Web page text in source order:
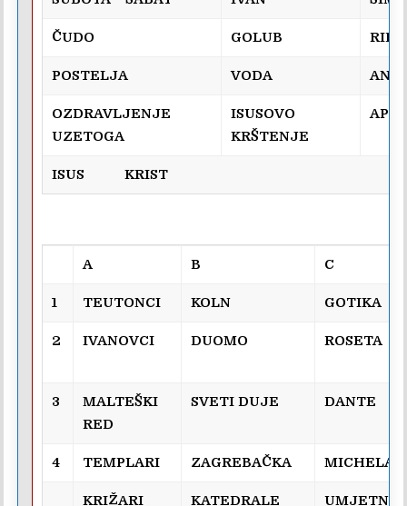
ČUDO GOLUB
POSTELJA VODA
OZDRAVLJENJE
UZETOGA
ISUSOVO
KRŠTENJE
ISUS KRIST
A B C
1 TEUTONCI KOLN GOTIKA
2 IVANOVCI DUOMO ROSETA
3
MALTEŠKI
RED
SVETI DUJE DANTE
4 TEMPLARI ZAGREBAČKA
KRIŽARI KATEDRALE